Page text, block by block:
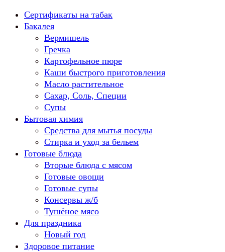
Перейти
содержанию
Сертификаты на табак
Бакалея
Вермишель
Гречка
Картофельное пюре
Каши быстрого приготовления
Масло растительное
Сахар, Соль, Специи
Супы
Бытовая химия
Средства для мытья посуды
Стирка и уход за бельем
Готовые блюда
Вторые блюда с мясом
Готовые овощи
Готовые супы
Консервы ж/б
Тушёное мясо
Для праздника
Новый год
Здоровое питание